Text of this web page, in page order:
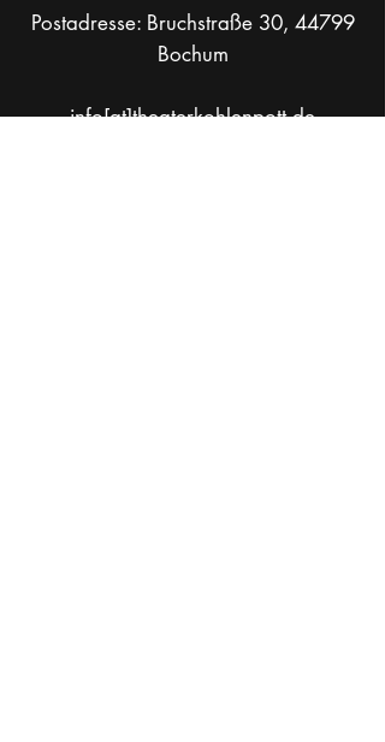
Postadresse: Bruchstraße 30, 44799
Bochum
info[at]theaterkohlenpott.de